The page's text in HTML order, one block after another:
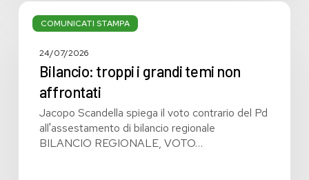
COMUNICATI STAMPA
Bilancio:
troppi
grandi
affrontati
24/07/2026
Bilancio: troppi i grandi temi non
affrontati
Jacopo Scandella spiega il voto contrario del Pd
all'assestamento di bilancio regionale
BILANCIO REGIONALE, VOTO…